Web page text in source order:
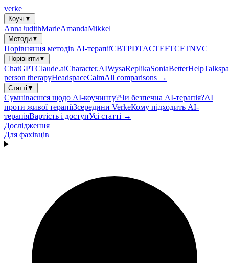
verke
Коучі ▼
AnnaJudithMarieAmandaMikkel
Методи▼
Порівняння методів AI-терапіїCBTPDTACTEFTCFTNVC
Порівняти▼
ChatGPTClaude.aiCharacter.AIWysaReplikaSoniaBetterHelp
person therapyHeadspaceCalmAll comparisons →
Статті ▼
Сумніваєшся щодо AI-коучингу?Чи безпечна AI-терапія?AI
проти живої терапіїЗсередини VerkeКому підходить AI-
терапіяВартість і доступУсі статті →
Дослідження
Для фахівців